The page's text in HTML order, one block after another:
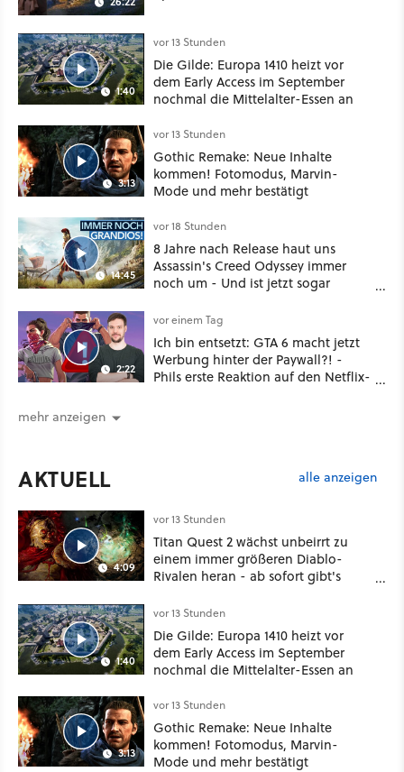
1:40
vor 13 Stunden
Die Gilde: Europa 1410 heizt vor
dem Early Access im September
nochmal die Mittelalter-Essen an
3:13
vor 13 Stunden
Gothic Remake: Neue Inhalte
kommen! Fotomodus, Marvin-
Mode und mehr bestätigt
14:45
vor 18 Stunden
8 Jahre nach Release haut uns
Assassin's Creed Odyssey immer
noch um - Und ist jetzt sogar
2:22
vor einem Tag
Ich bin entsetzt: GTA 6 macht jetzt
Werbung hinter der Paywall?! -
Phils erste Reaktion auf den Netflix-
mehr anzeigen
AKTUELL alle anzeigen
4:09
vor 13 Stunden
Titan Quest 2 wächst unbeirrt zu
einem immer größeren Diablo-
Rivalen heran - ab sofort gibt's
Klasse
1:40
vor 13 Stunden
Die Gilde: Europa 1410 heizt vor
dem Early Access im September
nochmal die Mittelalter-Essen an
3:13
vor 13 Stunden
Gothic Remake: Neue Inhalte
kommen! Fotomodus, Marvin-
Mode und mehr bestätigt